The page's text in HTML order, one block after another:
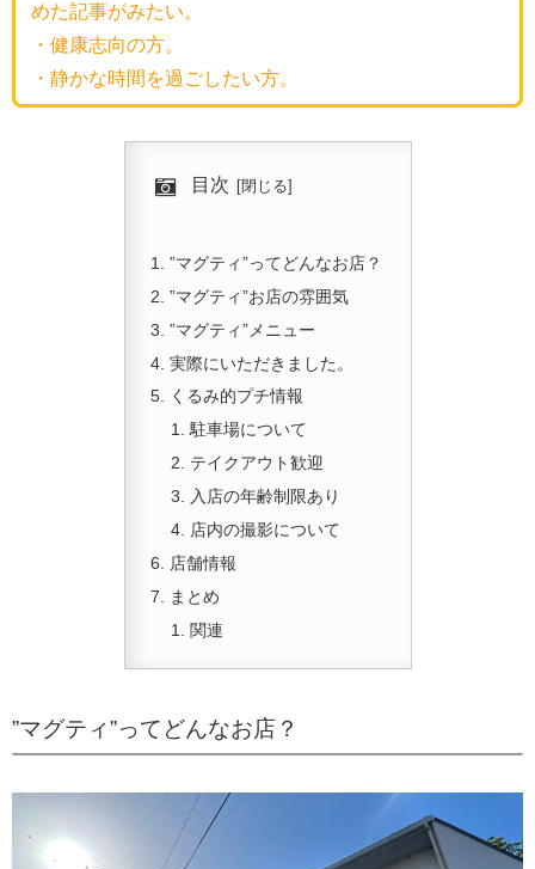
めた記事がみたい。
・健康志向の方。
・静かな時間を過ごしたい方。
目次
”マグティ”ってどんなお店？
”マグティ”お店の雰囲気
”マグティ”メニュー
実際にいただきました。
くるみ的プチ情報
駐車場について
テイクアウト歓迎
入店の年齢制限あり
店内の撮影について
店舗情報
まとめ
関連
”マグティ”ってどんなお店？